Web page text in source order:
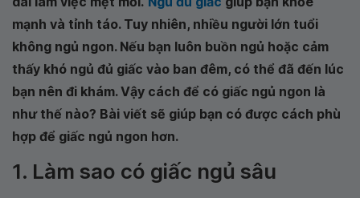
mạnh và tỉnh táo. Tuy nhiên, nhiều người lớn tuổi
không ngủ ngon. Nếu bạn luôn buồn ngủ hoặc cảm
thấy khó ngủ đủ giấc vào ban đêm, có thể đã đến lúc
bạn nên đi khám. Vậy cách để có giấc ngủ ngon là
như thế nào? Bài viết sẽ giúp bạn có được cách phù
hợp để giấc ngủ ngon hơn.
1. Làm sao có giấc ngủ sâu